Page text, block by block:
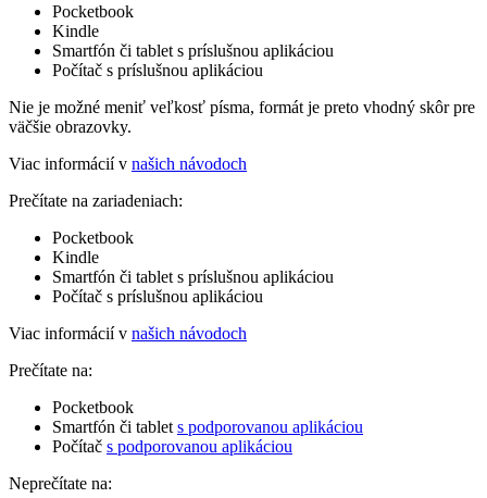
Pocketbook
Kindle
Smartfón či tablet s príslušnou aplikáciou
Počítač s príslušnou aplikáciou
Nie je možné meniť veľkosť písma, formát je preto vhodný skôr pre
väčšie obrazovky.
Viac informácií v našich návodoch
Prečítate na zariadeniach:
Pocketbook
Kindle
Smartfón či tablet s príslušnou aplikáciou
Počítač s príslušnou aplikáciou
Viac informácií v našich návodoch
Prečítate na:
Pocketbook
Smartfón či tablet s podporovanou aplikáciou
Počítač s podporovanou aplikáciou
Neprečítate na: